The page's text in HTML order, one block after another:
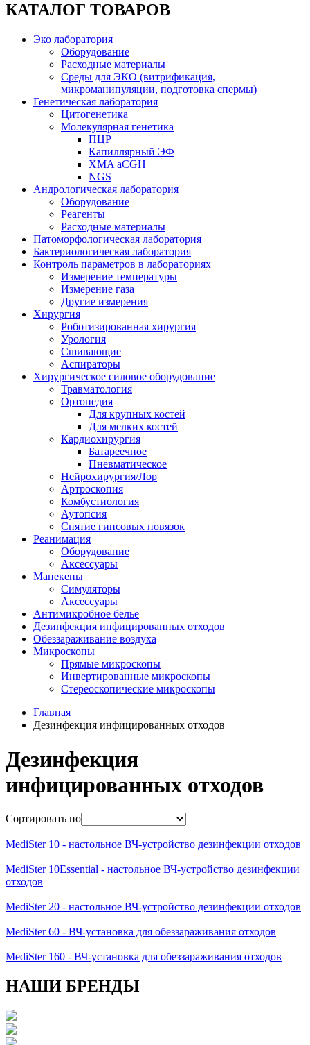
КАТАЛОГ ТОВАРОВ
Эко лаборатория
Оборудование
Расходные материалы
Среды для ЭКО (витрификация,
микроманипуляции, подготовка спермы)
Генетическая лаборатория
Цитогенетика
Молекулярная генетика
ПЦР
Капиллярный ЭФ
XMA aCGH
NGS
Андрологическая лаборатория
Оборудование
Реагенты
Расходные материалы
Патоморфологическая лаборатория
Бактериологическая лаборатория
Контроль параметров в лабораториях
Измерение температуры
Измерение газа
Другие измерения
Хирургия
Роботизированная хирургия
Урология
Сшивающие
Аспираторы
Хирургическое силовое оборудование
Травматология
Ортопедия
Для крупных костей
Для мелких костей
Кардиохирургия
Батареечное
Пневматическое
Нейрохирургия/Лор
Артроскопия
Комбустиология
Аутопсия
Снятие гипсовых повязок
Реанимация
Оборудование
Аксессуары
Манекены
Симуляторы
Аксессуары
Антимикробное белье
Дезинфекция инфицированных отходов
Обеззараживание воздуха
Микроскопы
Прямые микроскопы
Инвертированные микроскопы
Стереоскопические микроскопы
Главная
Дезинфекция инфицированных отходов
Дезинфекция
инфицированных отходов
Сортировать по
MediSter 10 - настольное ВЧ-устройство дезинфекции отходов
MediSter 10Essential - настольное ВЧ-устройство дезинфекции
отходов
MediSter 20 - настольное ВЧ-устройство дезинфекции отходов
MediSter 60 - ВЧ-установка для обеззараживания отходов
MediSter 160 - ВЧ-установка для обеззараживания отходов
НАШИ БРЕНДЫ